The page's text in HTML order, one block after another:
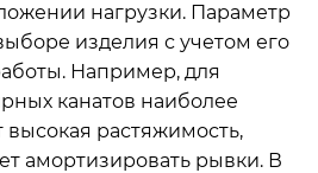
нагрузки. Параметр
изделия с учетом его
Например, для
канатов наиболее
высокая растяжимость,
амортизировать рывки. В